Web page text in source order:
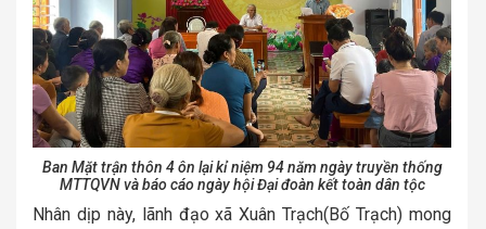
Ban Mặt trận thôn 4 ôn lại kỉ niệm 94 năm ngày truyền thống
MTTQVN và báo cáo ngày hội Đại đoàn kết toàn dân tộc
Nhân dịp này, lãnh đạo xã Xuân Trạch(Bố Trạch) mong